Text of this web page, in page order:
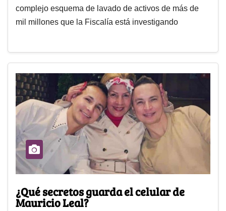
complejo esquema de lavado de activos de más de
mil millones que la Fiscalía está investigando
¿Qué secretos guarda el celular de
Mauricio Leal?